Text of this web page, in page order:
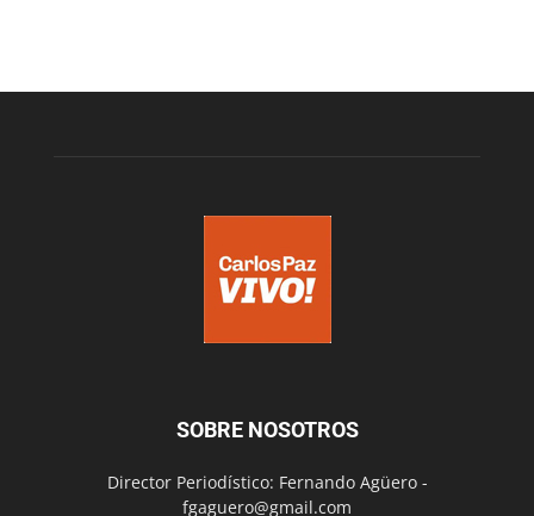
SOBRE NOSOTROS
Director Periodístico: Fernando Agüero -
fgaguero@gmail.com